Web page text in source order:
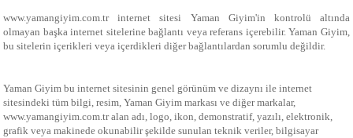
www.yamangiyim.com.tr internet sitesi Yaman Giyim'in kontrolü altında
olmayan başka internet sitelerine bağlantı veya referans içerebilir. Yaman Giyim,
bu sitelerin içerikleri veya içerdikleri diğer bağlantılardan sorumlu değildir.
Yaman Giyim bu internet sitesinin genel görünüm ve dizaynı ile internet
sitesindeki tüm bilgi, resim, Yaman Giyim markası ve diğer markalar,
www.yamangiyim.com.tr alan adı, logo, ikon, demonstratif, yazılı, elektronik,
grafik veya makinede okunabilir şekilde sunulan teknik veriler, bilgisayar